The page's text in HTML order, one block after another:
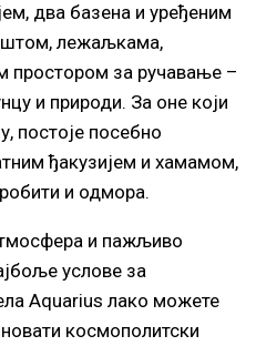
два базена и уређеним
лежаљкама,
простором за ручавање –
и природи. За оне који
постоје посебно
ђакузијем и хамамом,
и одмора.
и пажљиво
услове за
Aquarius лако можете
космополитски